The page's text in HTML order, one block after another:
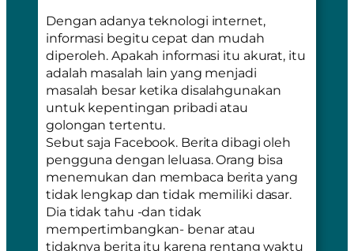
Dengan adanya teknologi internet,
informasi begitu cepat dan mudah
diperoleh. Apakah informasi itu akurat, itu
adalah masalah lain yang menjadi
masalah besar ketika disalahgunakan
untuk kepentingan pribadi atau
golongan tertentu.
Sebut saja Facebook. Berita dibagi oleh
pengguna dengan leluasa. Orang bisa
menemukan dan membaca berita yang
tidak lengkap dan tidak memiliki dasar.
Dia tidak tahu -dan tidak
mempertimbangkan- benar atau
tidaknya berita itu karena rentang waktu